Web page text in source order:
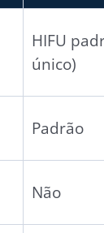
HIFU
único)
Padrão
Não